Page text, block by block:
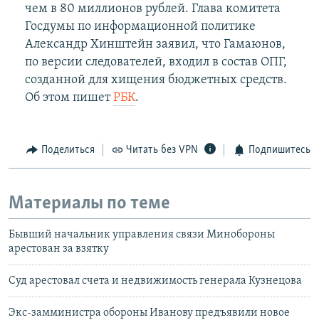
чем в 80 миллионов рублей. Глава комитета
Госдумы по информационной политике
Александр Хинштейн заявил, что Гамаюнов,
по версии следователей, входил в состав ОПГ,
созданной для хищения бюджетных средств.
Об этом пишетРБК.
Поделиться Читать без VPN Подпишитесь
Материалы по теме
Бывший начальник управления связи Минобороны
арестован за взятку
Суд арестовал счета и недвижимость генерала Кузнецова
Экс-замминистра обороны Иванову предъявили новое